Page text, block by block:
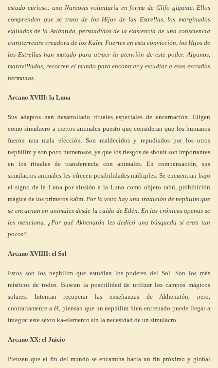
estado curioso: una Narcosis voluntaria en forma de Glifo gigante. Ellos
comprenden que se trata de los Hijos de las Estrellas, los marginados
exiliados de la Atlántida, persuadidos de la existencia de una consciencia
extraterrestre creadora de los Kaïm. Fuertes en esta convicción, los Hijos de
las Estrellas han mutado para atraer la atención de este poder. Algunos,
maravillados, recorren el mundo para encontrar y estudiar a esos extraños
hermanos.
Arcano XVIII: la Luna
Sus adeptos han desarrollado rituales especiales de encarnación. Eligen
como simulacro a ciertos animales puesto que consideran que los humanos
fueron una mala elección. Son maldecidos y repudiados por los otros
nephilim y son poco numerosos, ya que los riesgos de shouit son importantes
en los rituales de transferencia con animales. En compensación, sus
simulacros animales les ofrecen posibilidades múltiples. Se encuentran bajo
el signo de la Luna por alusión a la Luna como objeto tabú, prohibición
mágica de los primeros kaïm. Por lo visto hay una tradición de nephilim que
se encarnan en animales desde la caída de Edén. En las crónicas apenas se
les menciona. ¿Por qué Akhenatón les dedicó una búsqueda si eran tan
pocos?
Arcano XVIIII: el Sol
Estos son los nephilim que estudian los poderes del Sol. Son los más
místicos de todos. Buscan la posibilidad de utilizar los campos mágicos
solares. Intentan recuperar las enseñanzas de Akhenatón, pero,
contrariamente a él, piensan que un nephilim bien entrenado puede llegar a
integrar este sexto ka-elemento sin la necesidad de un simulacro.
Arcano XX: el Juicio
Piensan que el fin del mundo se encamina hacia un fin próximo y global